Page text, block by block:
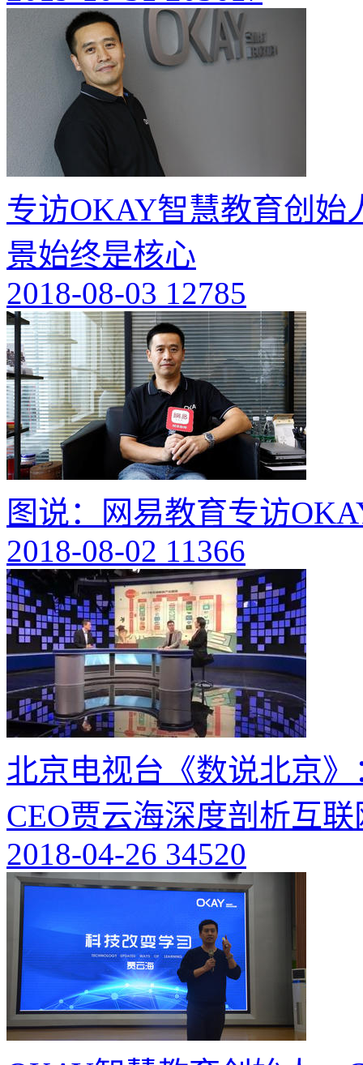
专访OKAY智慧教育创始
景始终是核心
2018-08-03 12785
图说：网易教育专访
2018-08-02 11366
北京电视台《数说北京
CEO贾云海深度剖析互
2018-04-26 34520